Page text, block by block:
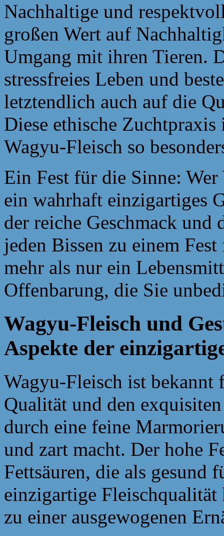
Nachhaltige und
großen Wert auf
Umgang mit ihren Tieren.
stressfreies Leben und
letztendlich auch auf die
Diese ethische
Wagyu-Fleisch so
Ein Fest für die Sinne:
ein wahrhaft einzigartiges
der reiche Geschmack und
jeden Bissen zu einem
mehr als nur ein
Offenbarung, die Sie
Wagyu-Fleisch und
Aspekte der
Wagyu-Fleisch ist bekannt
Qualität und den
durch eine feine
und zart macht. Der hohe
Fettsäuren, die als gesund
einzigartige Fleischqualität
zu einer ausgewogenen